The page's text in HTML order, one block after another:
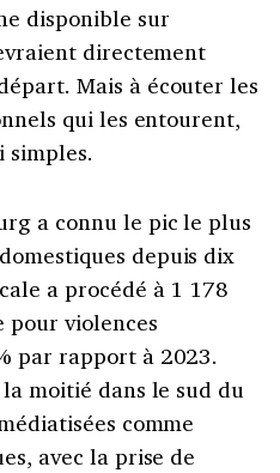
disponible sur
directement
Mais à écouter les
qui les entourent,
simples.
a connu le pic le plus
depuis dix
a procédé à 1 178
pour violences
par rapport à 2023.
moitié dans le sud du
comme
avec la prise de